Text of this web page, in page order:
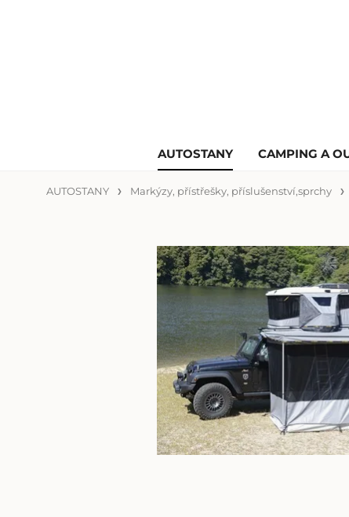
AUTOSTANY CAMPING A
AUTOSTANY Markýzy, přístřešky, příslušenství,sprchy